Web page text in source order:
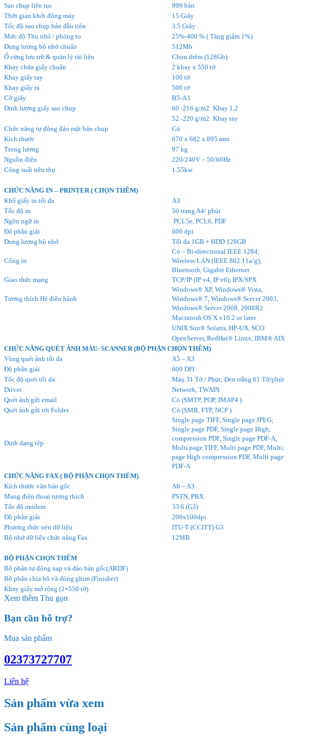
Sao chụp liên tục
999 bản
Thời gian khởi động máy
15 Giây
Tốc độ sao chụp bản đầu tiên
3.5 Giây
Mức độ Thu nhỏ / phóng to
25%-400 % ( Tăng giảm 1%)
Dung lượng bộ nhớ chuẩn
512Mb
Ổ cứng lưu trữ & quản lý tài liệu
Chọn thêm (128Gb)
Khay chứa giấy chuẩn
2 khay x 550 tờ
Khay giấy tay
100 tờ
Khay giấy ra
500 tờ
Cỡ giấy
B5-A3
Định lượng giấy sao chụp
60 -216 g/m2: Khay 1,2
52 -220 g/m2: Khay tay
Chức năng tự động đảo mặt bản chụp
Có
Kích thước
670 x 682 x 895 mm
Trong lượng
97 kg
Nguồn điện
220/240V – 50/60Hz
Công suất tiêu thụ
1.55kw
CHỨC NĂNG IN – PRINTER ( CHỌN THÊM)
Khổ giấy in tối đa
A3
Tốc độ in
50 trang A4/ phút
Ngôn ngữ in
PCL5e, PCL6, PDF
Độ phân giải
600 dpi
Dung lượng bộ nhớ
Tối đa 1GB + HDD 128GB
Cổng in
Có – Bi-directional IEEE 1284;
Wireless LAN (IEEE 802.11a/g);
Bluetooth, Gigabit Ethernet
Giao thức mạng
TCP/IP (IP v4, IP v6), IPX/SPX
Tương thích Hệ điều hành
Windows® XP, Windows® Vista,
Windows® 7, Windows® Server 2003,
Windows® Server 2008, 2008R2
Macintosh OS X v10.2 or later
UNIX Sun® Solaris, HP-UX, SCO
OpenServer, RedHat® Linux, IBM® AIX
CHỨC NĂNG QUÉT ẢNH MÀU- SCANNER (BỘ PHẬN CHỌN THÊM)
Vùng quét ảnh tối đa
A5 – A3
Độ phân giải
600 DPI
Tốc độ quét tối đa
Màu 31 Tờ / Phút; Đen trắng 61 Tờ/phút
Driver
Network, TWAIN
Quét ảnh gửi email
Có (SMTP, POP, IMAP4 )
Quét ảnh gửi tới Folder
Có (SMB, FTP, NCP )
Định dạng tệp
Single page TIFF, Single page JPEG;
Single page PDF, Single page High;
compression PDF, Single page PDF-A,
Multi page TIFF, Multi page PDF, Multi;
page High compression PDF, Multi page
PDF-A
CHỨC NĂNG FAX ( BỘ PHẬN CHỌN THÊM)
Kích thước văn bản gốc
A6 – A3
Mạng điện thoại tương thích
PSTN, PBX
Tốc độ modem
33.6 (G3)
Độ phân giải
200x100dpi
Phương thức nén dữ liệu
ITU-T (CCITT) G3
Bộ nhớ dữ liệu chức năng Fax
12MB
BỘ PHẬN CHỌN THÊM
Bộ phận tự động nạp và đảo bản gốc(ARDF)
Bộ phận chia bộ và đóng ghim (Finisher)
Khay giấy mở rộng (2×550 tờ)
Xem thêm Thu gọn
Bạn cần hỗ trợ?
Mua sản phẩm
02373727707
Liên hệ
Sản phẩm vừa xem
Sản phẩm cùng loại